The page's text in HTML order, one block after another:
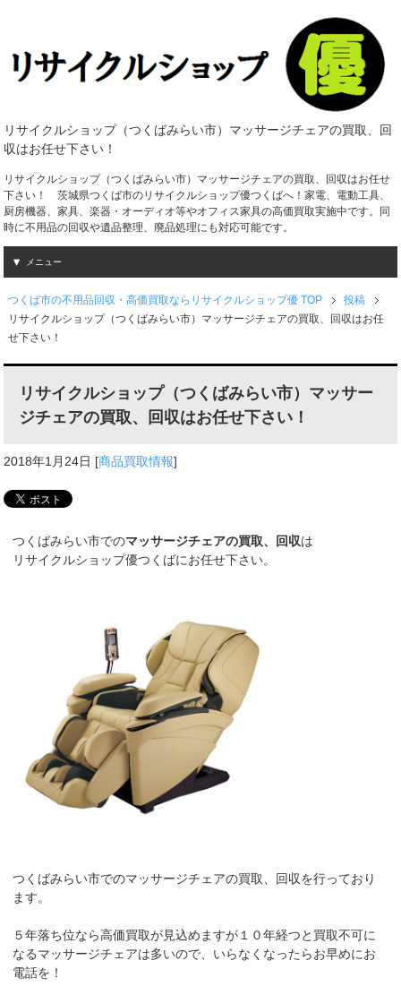
リサイクルショップ（つくばみらい市）マッサージチェアの買取、回
収はお任せ下さい！
リサイクルショップ（つくばみらい市）マッサージチェアの買取、回収はお任せ
下さい！ 茨城県つくば市のリサイクルショップ優つくばへ！家電、電動工具、
厨房機器、家具、楽器・オーディオ等やオフィス家具の高価買取実施中です。同
時に不用品の回収や遺品整理、廃品処理にも対応可能です。
メニュー
つくば市の不用品回収・高価買取ならリサイクルショップ優 TOP
投稿
リサイクルショップ（つくばみらい市）マッサージチェアの買取、回収はお任
せ下さい！
リサイクルショップ（つくばみらい市）マッサー
ジチェアの買取、回収はお任せ下さい！
2018年1月24日 [商品買取情報]
つくばみらい市でのマッサージチェアの買取、回収は
リサイクルショップ優つくばにお任せ下さい。
つくばみらい市でのマッサージチェアの買取、回収を行っており
ます。
５年落ち位なら高価買取が見込めますが１０年経つと買取不可に
なるマッサージチェアは多いので、いらなくなったらお早めにお
電話を！